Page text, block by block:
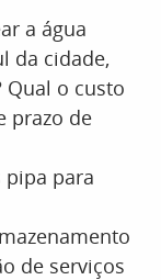
a água
da cidade,
Qual o custo
prazo de
pipa para
de serviços